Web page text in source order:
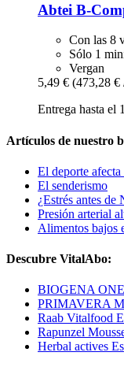
Abtei B-​
Con las 8
Sólo 1
Vergan
5,49 € (473,28 €
Entrega hasta el
Artículos de nuestro
El deporte afecta
El senderismo
¿Estrés antes de
Presión arterial
Alimentos bajos
Descubre VitalAbo:
BIOGENA ONE
PRIMAVERA
Raab Vitalfood
Rapunzel
Herbal actives